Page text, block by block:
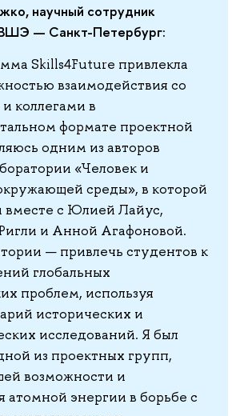
научный сотрудник
— Санкт-Петербург:
Skills4Future привлекла
взаимодействия со
коллегами в
формате проектной
одним из авторов
«Человек и
среды», в которой
вместе с Юлией Лайус,
и Анной Агафоновой.
— привлечь студентов к
глобальных
проблем, используя
исторических и
исследований. Я был
из проектных групп,
возможности и
атомной энергии в борьбе с